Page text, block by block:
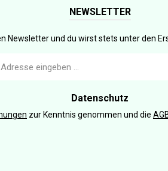
NEWSLETTER
und du wirst stets unter den
Datenschutz
zur Kenntnis genommen und die